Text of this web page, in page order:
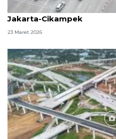
Jasamarga perkuat
Jakarta-Cikampek
23 Maret 2026